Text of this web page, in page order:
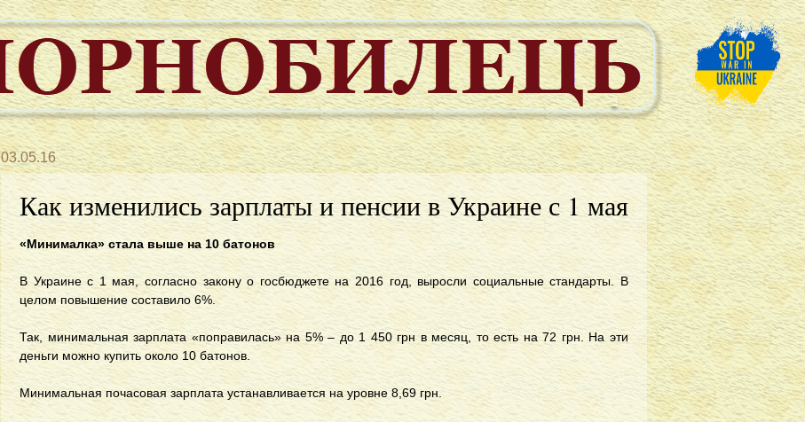
03.05.16
Как изменились зарплаты и пенсии в Украине с 1 мая
«Минималка» стала выше на 10 батонов
В Украине с 1 мая, согласно закону о госбюджете на 2016 год, выросли социальные стандарты. В
целом повышение составило 6%.
Так, минимальная зарплата «поправилась» на 5% – до 1 450 грн в месяц, то есть на 72 грн. На эти
деньги можно купить около 10 батонов.
Минимальная почасовая зарплата устанавливается на уровне 8,69 грн.